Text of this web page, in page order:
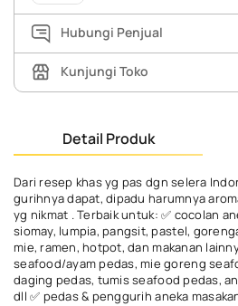
Hubungi Penjual
Kunjungi Toko
Detail Produk
Dari resep khas yg pas dgn selera
gurihnya dapat, dipadu harumnya
yg nikmat . Terbaik untuk: ✅ cocolan
siomay, lumpia, pangsit, pastel,
mie, ramen, hotpot, dan makanan
seafood/ayam pedas, mie goreng
daging pedas, tumis seafood pedas,
dll ✅ pedas & penggurih aneka